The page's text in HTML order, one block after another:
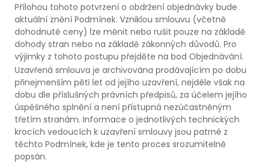
Přílohou tohoto potvrzení o obdržení objednávky bude
aktuální znění Podmínek. Vzniklou smlouvu (včetně
dohodnuté ceny) lze měnit nebo rušit pouze na základě
dohody stran nebo na základě zákonných důvodů. Pro
výjimky z tohoto postupu přejděte na bod Objednávání.
Uzavřená smlouva je archivována prodávajícím po dobu
přinejmenším pěti let od jejího uzavření, nejdéle však na
dobu dle příslušných právních předpisů, za účelem jejího
úspěšného splnění a není přístupná nezúčastněným
třetím stranám. Informace o jednotlivých technických
krocích vedoucích k uzavření smlouvy jsou patrné z
těchto Podmínek, kde je tento proces srozumitelně
popsán.